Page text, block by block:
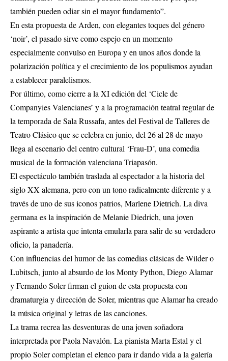
también pueden odiar sin el mayor fundamento”.
En esta propuesta de Arden, con elegantes toques del género
‘noir’, el pasado sirve como espejo en un momento
especialmente convulso en Europa y en unos años donde la
polarización política y el crecimiento de los populismos ayudan
a establecer paralelismos.
Por último, como cierre a la XI edición del ‘Cicle de
Companyies Valencianes’ y a la programación teatral regular de
la temporada de Sala Russafa, antes del Festival de Talleres de
Teatro Clásico que se celebra en junio, del 26 al 28 de mayo
llega al escenario del centro cultural ‘Frau-D’, una comedia
musical de la formación valenciana Triapasón.
El espectáculo también traslada al espectador a la historia del
siglo XX alemana, pero con un tono radicalmente diferente y a
través de uno de sus iconos patrios, Marlene Dietrich. La diva
germana es la inspiración de Melanie Diedrich, una joven
aspirante a artista que intenta emularla para salir de su verdadero
oficio, la panadería.
Con influencias del humor de las comedias clásicas de Wilder o
Lubitsch, junto al absurdo de los Monty Python, Diego Alamar
y Fernando Soler firman el guion de esta propuesta con
dramaturgia y dirección de Soler, mientras que Alamar ha creado
la música original y letras de las canciones.
La trama recrea las desventuras de una joven soñadora
interpretada por Paola Navalón. La pianista Marta Estal y el
propio Soler completan el elenco para ir dando vida a la galería